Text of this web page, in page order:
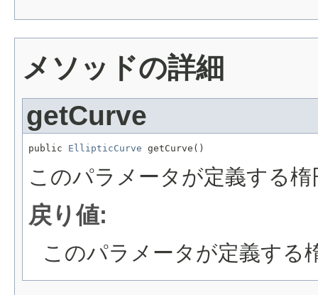
メソッドの詳細
getCurve
public EllipticCurve getCurve()
このパラメータが定義する
戻り値:
このパラメータが定義する